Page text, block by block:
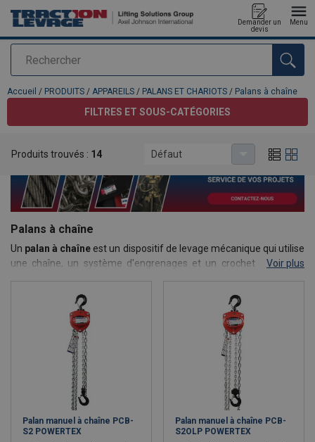
Rechercher
Demander un
devis
Menu
Ajouté au panier
Accueil / PRODUITS / APPAREILS / PALANS ET CHARIOTS / Palans à chaîne
FILTRES ET SOUS-CATÉGORIES
Palans à chaîne
Un palan à chaîne est un dispositif de levage mécanique qui utilise
une chaîne, un système d'engrenages et un crochet de levage
Couramment utilisé dans les , leschantiers de
, les environnements industriels
un palan à chaîne permet un levage vertical sûr et précis des
machines, des structures en acier et d'autres équipements lourds.
Grâce à sa conception compacte, sa Charge Maximale d'Utilisation
élevée et sa durabilité, un palan à chaîne est une solution de
levage indispensable pour les opérations de manutention, de
Voir plus
Produits trouvés : 14 Défaut
Palan manuel à chaîne PCB-
S2 POWERTEX
Palan manuel à chaîne PCB-
S2OLP POWERTEX